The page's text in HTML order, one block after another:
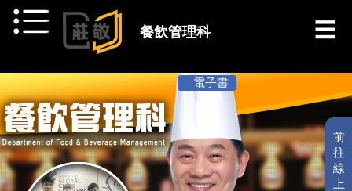
跳到主要內容
餐飲管理科
前
往
線
上
電子書